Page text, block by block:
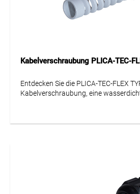
Kabelverschraubung PLICA-TEC-
Entdecken Sie die PLICA-TEC-FLEX
Kabelverschraubung, eine
Anforderungen. Diese
hochwertigem Kunststoff, speziell
Kabelverschraubung ist ihre flexible
einen optimalen Kabelschutz